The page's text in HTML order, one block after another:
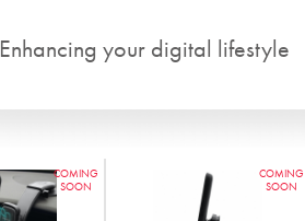
Enhancing your digital lifestyle
COMING
SOON
COMING
SOON